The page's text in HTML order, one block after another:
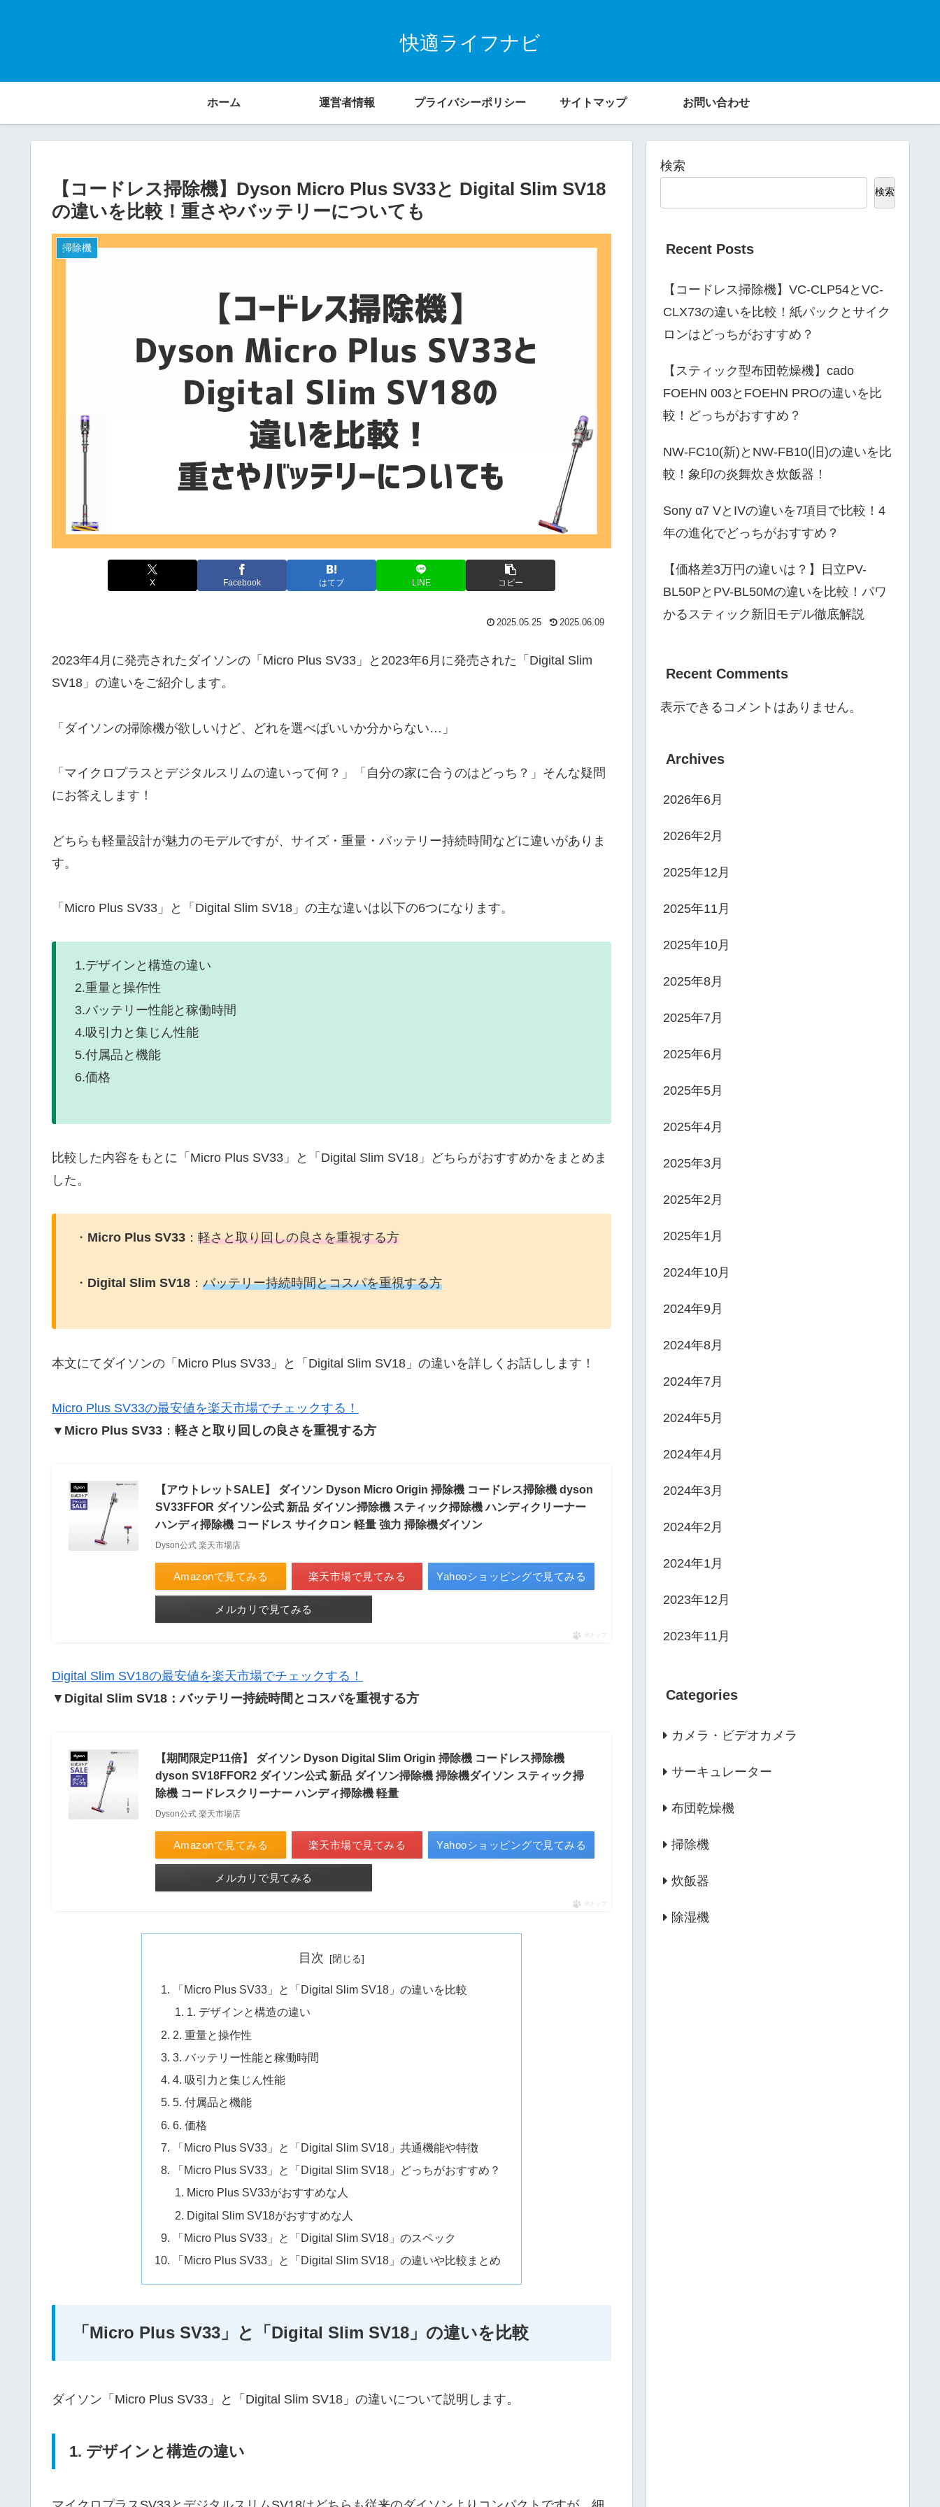
快適ライフナビ
ホーム 運営者情報 プライバシーポリシー サイトマップ お問い合わせ
【コードレス掃除機】Dyson Micro Plus SV33と Digital Slim SV18
の違いを比較！重さやバッテリーについても
掃除機
X Facebook はてブ LINE コピー
2025.05.25 2025.06.09
2023年4月に発売されたダイソンの「Micro Plus SV33」と2023年6月に発売された「Digital Slim
SV18」の違いをご紹介します。
「ダイソンの掃除機が欲しいけど、どれを選べばいいか分からない…」
「マイクロプラスとデジタルスリムの違いって何？」「自分の家に合うのはどっち？」そんな疑問
にお答えします！
どちらも軽量設計が魅力のモデルですが、サイズ・重量・バッテリー持続時間などに違いがありま
す。
「Micro Plus SV33」と「Digital Slim SV18」の主な違いは以下の6つになります。
1.デザインと構造の違い
2.重量と操作性
3.バッテリー性能と稼働時間
4.吸引力と集じん性能
5.付属品と機能
6.価格
比較した内容をもとに「Micro Plus SV33」と「Digital Slim SV18」どちらがおすすめかをまとめま
した。
・ Micro Plus SV33 ： 軽さと取り回しの良さを重視する方
・ Digital Slim SV18 ： バッテリー持続時間とコスパを重視する方
本文にてダイソンの「Micro Plus SV33」と「Digital Slim SV18」の違いを詳しくお話しします！
Micro Plus SV33の最安値を楽天市場でチェックする！
▼Micro Plus SV33 ： 軽さと取り回しの良さを重視する方
【アウトレットSALE】 ダイソン Dyson Micro Origin 掃除機 コードレス掃除機 dyson
SV33FFOR ダイソン公式 新品 ダイソン掃除機 スティック掃除機 ハンディクリーナー
ハンディ掃除機 コードレス サイクロン 軽量 強力 掃除機ダイソン
Dyson公式 楽天市場店
Amazonで見てみる 楽天市場で見てみる Yahooショッピングで見てみる
メルカリで見てみる
ポチップ
Digital Slim SV18の最安値を楽天市場でチェックする！
▼ Digital Slim SV18 ：バッテリー持続時間とコスパを重視する方
【期間限定P11倍】 ダイソン Dyson Digital Slim Origin 掃除機 コードレス掃除機
dyson SV18FFOR2 ダイソン公式 新品 ダイソン掃除機 掃除機ダイソン スティック掃
除機 コードレスクリーナー ハンディ掃除機 軽量
Dyson公式 楽天市場店
Amazonで見てみる 楽天市場で見てみる Yahooショッピングで見てみる
メルカリで見てみる
ポチップ
目次
「Micro Plus SV33」と「Digital Slim SV18」の違いを比較
1. デザインと構造の違い
2. 重量と操作性
3. バッテリー性能と稼働時間
4. 吸引力と集じん性能
5. 付属品と機能
6. 価格
「Micro Plus SV33」と「Digital Slim SV18」共通機能や特徴
「Micro Plus SV33」と「Digital Slim SV18」どっちがおすすめ？
Micro Plus SV33がおすすめな人
Digital Slim SV18がおすすめな人
「Micro Plus SV33」と「Digital Slim SV18」のスペック
「Micro Plus SV33」と「Digital Slim SV18」の違いや比較まとめ
「Micro Plus SV33」と「Digital Slim SV18」の違いを比較
ダイソン「Micro Plus SV33」と「Digital Slim SV18」の違いについて説明します。
1. デザインと構造の違い
検索
検索
Recent Posts
【コードレス掃除機】VC-CLP54とVC-
CLX73の違いを比較！紙パックとサイク
ロンはどっちがおすすめ？
【スティック型布団乾燥機】cado
FOEHN 003とFOEHN PROの違いを比
較！どっちがおすすめ？
NW-FC10(新)とNW-FB10(旧)の違いを比
較！象印の炎舞炊き炊飯器！
Sony α7 VとIVの違いを7項目で比較！4
年の進化でどっちがおすすめ？
【価格差3万円の違いは？】日立PV-
BL50PとPV-BL50Mの違いを比較！パワ
かるスティック新旧モデル徹底解説
Recent Comments
表示できるコメントはありません。
Archives
2026年6月
2026年2月
2025年12月
2025年11月
2025年10月
2025年8月
2025年7月
2025年6月
2025年5月
2025年4月
2025年3月
2025年2月
2025年1月
2024年10月
2024年9月
2024年8月
2024年7月
2024年5月
2024年4月
2024年3月
2024年2月
2024年1月
2023年12月
2023年11月
Categories
カメラ・ビデオカメラ
サーキュレーター
布団乾燥機
掃除機
炊飯器
除湿機